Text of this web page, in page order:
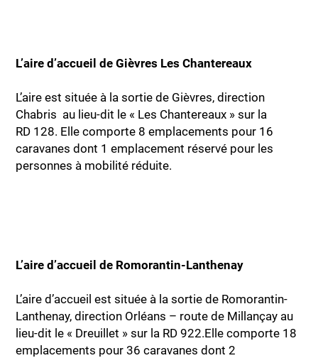
L’aire d’accueil de Gièvres Les Chantereaux
L’aire est située à la sortie de Gièvres, direction
Chabris au lieu-dit le « Les Chantereaux » sur la
RD 128. Elle comporte 8 emplacements pour 16
caravanes dont 1 emplacement réservé pour les
personnes à mobilité réduite.
L’aire d’accueil de Romorantin-Lanthenay
L’aire d’accueil est située à la sortie de Romorantin-
Lanthenay, direction Orléans – route de Millançay au
lieu-dit le « Dreuillet » sur la RD 922.Elle comporte 18
emplacements pour 36 caravanes dont 2